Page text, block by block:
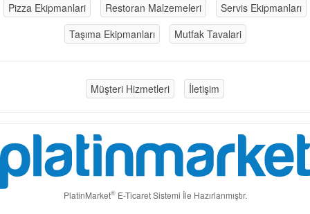
Pizza Ekipmanlari
Restoran Malzemeleri
Servis Ekipmanları
Taşıma Ekipmanları
Mutfak Tavalari
Müşteri Hizmetleri İletişim
PlatinMarket®E-Ticaret Sistemi İle Hazırlanmıştır.